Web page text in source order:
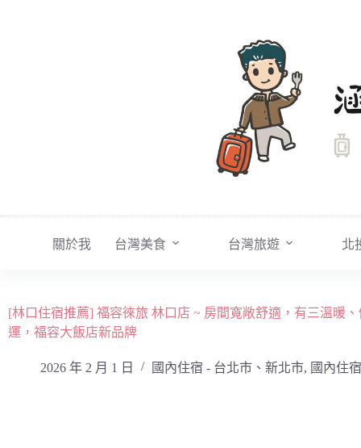
關於我 台灣美食 台灣旅遊 北
[林口住宿推薦] 福容徠旅 林口店 ~ 房間寬敞舒適，有三溫暖
運，福容大飯店新品牌
2026 年 2 月 1 日 國內住宿 - 台北市、新北市, 國內住